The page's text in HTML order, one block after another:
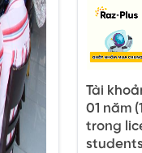
Tài
01 năm
trong